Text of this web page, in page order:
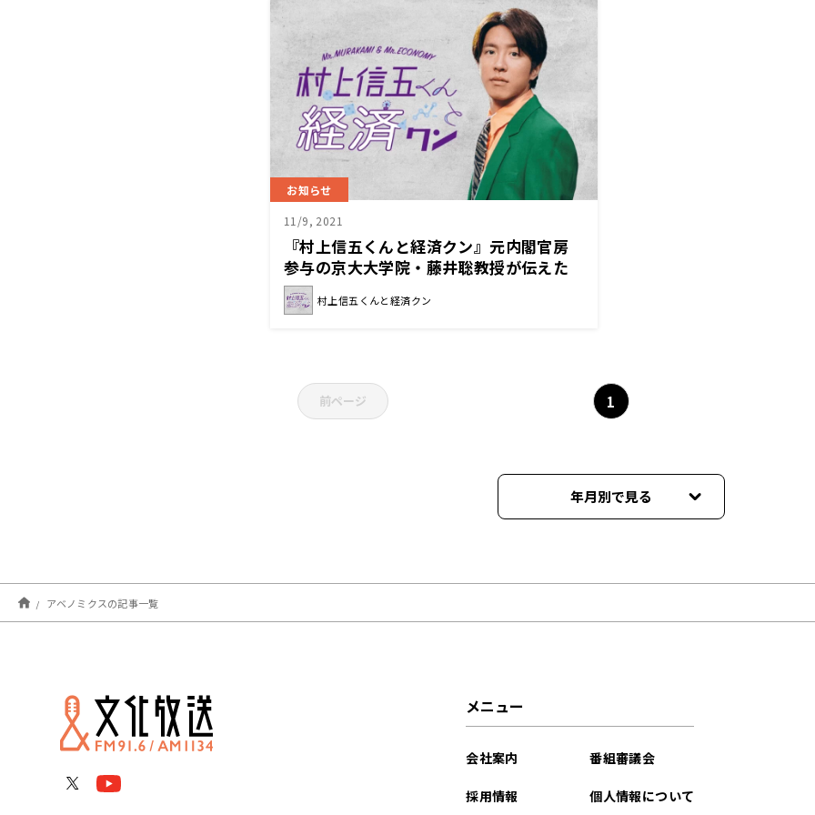
お知らせ
11/9, 2021
『村上信五くんと経済クン』元内閣官房
参与の京大大学院・藤井聡教授が伝えた
い！日本経済への提言！
村上信五くんと経済クン
前ページ 1
年月別で見る
2023年06月
2022年02月
アベノミクスの記事一覧
メニュー
会社案内
採用情報
番組審議会
個人情報について